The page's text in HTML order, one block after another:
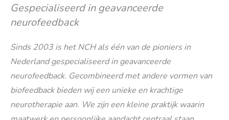
Gespecialiseerd in geavanceerde
neurofeedback
Sinds 2003 is het NCH als één van de pioniers in
Nederland gespecialiseerd in geavanceerde
neurofeedback. Gecombineerd met andere vormen van
biofeedback bieden wij een unieke en krachtige
neurotherapie aan. We zijn een kleine praktijk waarin